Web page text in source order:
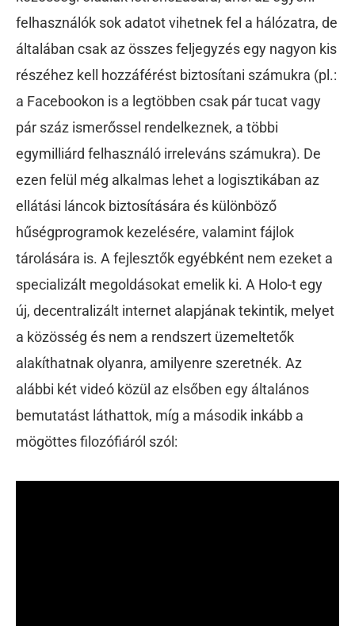
felhasználók sok adatot vihetnek fel a hálózatra, de
általában csak az összes feljegyzés egy nagyon kis
részéhez kell hozzáférést biztosítani számukra (pl.:
a Facebookon is a legtöbben csak pár tucat vagy
pár száz ismerőssel rendelkeznek, a többi
egymilliárd felhasználó irreleváns számukra). De
ezen felül még alkalmas lehet a logisztikában az
ellátási láncok biztosítására és különböző
hűségprogramok kezelésére, valamint fájlok
tárolására is. A fejlesztők egyébként nem ezeket a
specializált megoldásokat emelik ki. A Holo-t egy
új, decentralizált internet alapjának tekintik, melyet
a közösség és nem a rendszert üzemeltetők
alakíthatnak olyanra, amilyenre szeretnék. Az
alábbi két videó közül az elsőben egy általános
bemutatást láthattok, míg a második inkább a
mögöttes filozófiáról szól: